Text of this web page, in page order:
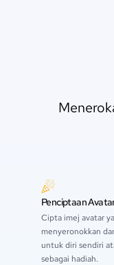
Penciptaan
Cipta imej avatar
menyeronokkan
untuk diri sendiri
sebagai hadiah.